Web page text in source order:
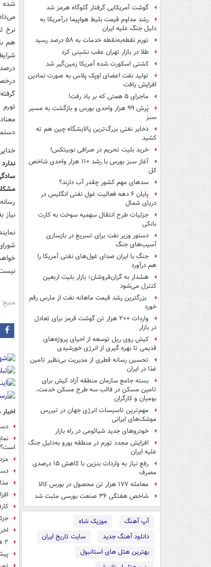
گوشت آمریکایی گرفتار گلوگاه هرمز شد
رشد مداوم قیمت بلیط هواپیما درآمریکا به
دلیل جنگ علیه ایران
تورم نقطه‌به‌نقطه خدمات به ۵۸ درصد رسید
طلا در بازار تهران عقب نشینی کرد
کشتی اسکورت شده آمریکا زمین‌گیر شد
تولید نفت اعضای اوپک پلاس به صورت نمادین
افزایش یافت
ماجرای ۵ همتی که بر باد رفت!
پَرش ۹۹ هزار واحدی بورس و بازگشت به مسیر
سبز
ذخایر نفتی بزرگ‌ترین پالایشگاه چین هم ته
کشید
خرید بلیت تحریم در صرافی نوبیتکس!
آغاز سبز بورس با رشد ۱۱۰ هزار واحدی شاخص
کل
سدهای مهم کشور چقدر آب دارند؟
پایان ۶ دهه فعالیت غول نفتی انگلیس در
دریای شمال
جزئیات طرح انتقال سهمیه سوخت به کارت
بانکی
دستور وزیر نفت برای تسریع در بازسازی
آسیب‌های جنگ
جنگ با ایران صدای غول‌های نفتی آمریکا را
هم درآورد
هشدار به گران‌فروشان؛ بازار بلیت اربعین
کنترل می‌شود
بزرگترین رشد قیمت ماهانه نفت از مارس رقم
خورد
واردات ۲۰۰ هزار تن گوشت قرمز برای تعادل
در بازار
کیش روی ریل توسعه از احیای پروژه‌های
قدیمی تا بهره گیری از انرژی خورشیدی
تحسین رسانه قطری از مدیریت بی‌نظیر تامین
غذا در ایران
بسته جامع سازمان منطقه آزاد کیش برای
تامین مسکن در فالب سه طرح مسکن خدمت،
بومیان و کارگران
مهم‌ترین تاسیسات انرژی جهان در تیررس
موشک‌های ایرانی
خودروهای جدید شیائومی در راه بازار
افزایش مجدد تورم در منطقه یورو به‌دلیل جنگ
علیه ایران
رفع نیاز به واردات بنزین با کاهش ۱۵ درصدی
مصرف
معامله ۱۷۷ هزار تن محصول در بورس کالا
شاخص‌ هفتگی ۳۶ صنعت بورسی مثبت شد
آپ آهنگ
موزیک شاه
دانلود آهنگ جدید
سایت تاریخ ایران
بهترین هتل های استانبول
نرخ
هم
است؟
مزد ۱۴۰۰ به صورت ملی تعیین می‌شود
دستمزد
۲ هفته بی‌حقوق برای کارگران در محدودیت کرونایی